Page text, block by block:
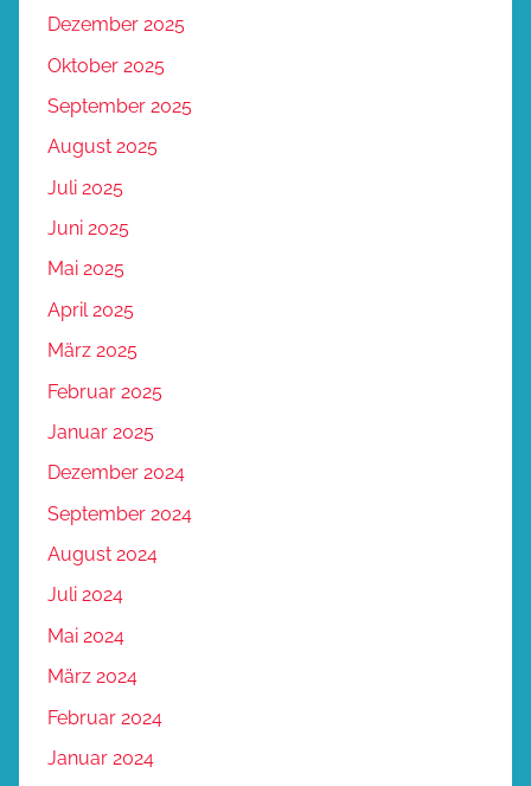
Dezember 2025
Oktober 2025
September 2025
August 2025
Juli 2025
Juni 2025
Mai 2025
April 2025
März 2025
Februar 2025
Januar 2025
Dezember 2024
September 2024
August 2024
Juli 2024
Mai 2024
März 2024
Februar 2024
Januar 2024